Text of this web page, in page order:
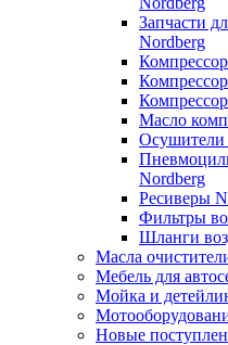
Запчасти
Nordberg
Масло
Осушители
Nordberg
Ресиверы
Фильтры
Шланги
Масла
Мебель для
Мойка и
Новые